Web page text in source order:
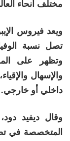
مختلف أنحاء
ويعد فيروس
وتظهر على
والإسهال
داخلي أو خارجي.
وقال ديفيد
المتخصصة في